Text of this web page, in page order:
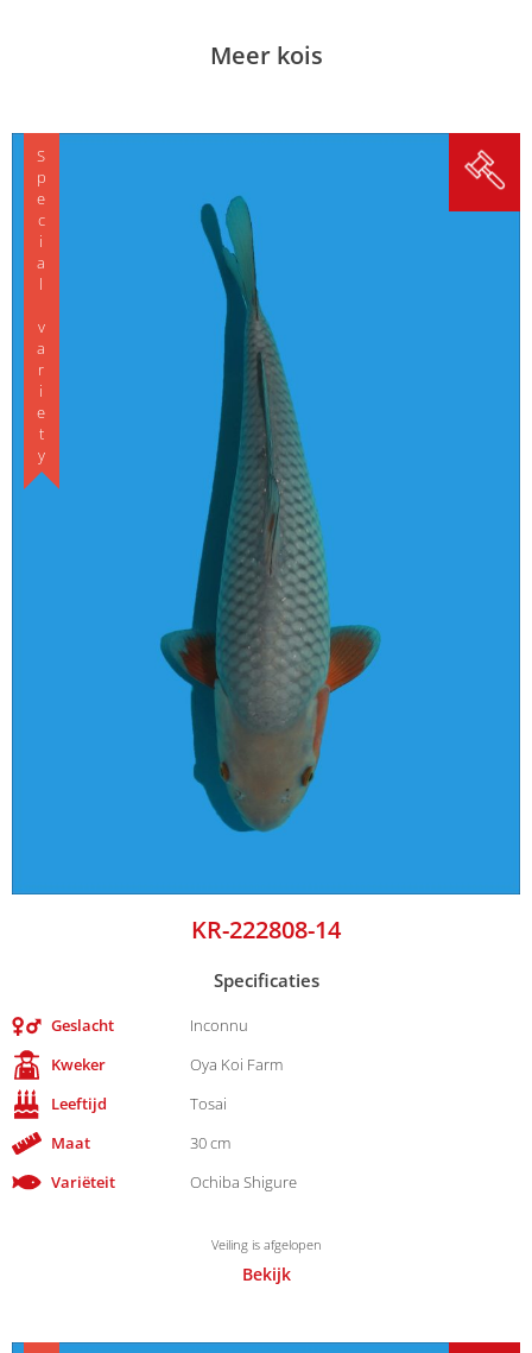
Meer kois
Special variety
KR-222808-14
Specificaties
Geslacht
Inconnu
Kweker
Oya Koi Farm
Leeftijd
Tosai
Maat
30 cm
Variëteit
Ochiba Shigure
Veiling is afgelopen
Bekijk